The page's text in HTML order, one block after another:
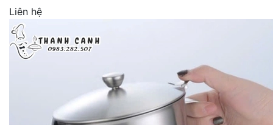
Liên hệ